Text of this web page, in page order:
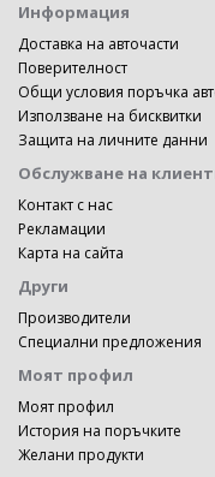
Информация
Доставка на авточасти
Поверителност
Общи условия поръчка
Използване на бисквитки
Защита на личните данни
Обслужване на
Контакт с нас
Рекламации
Карта на сайта
Други
Производители
Специални предложения
Моят профил
Моят профил
История на поръчките
Желани продукти